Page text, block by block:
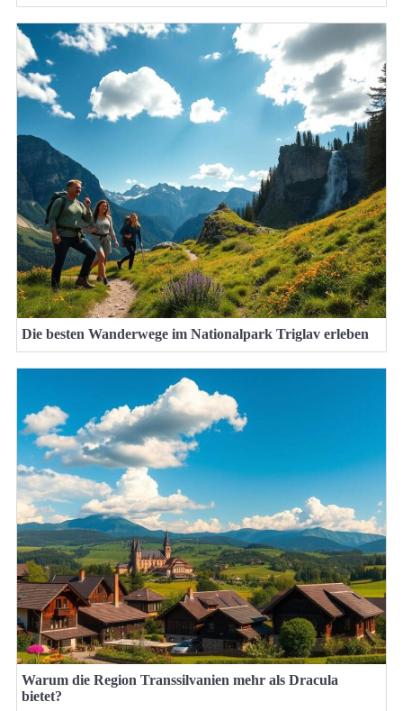
Die besten Wanderwege im Nationalpark Triglav erleben
Warum die Region Transsilvanien mehr als Dracula
bietet?